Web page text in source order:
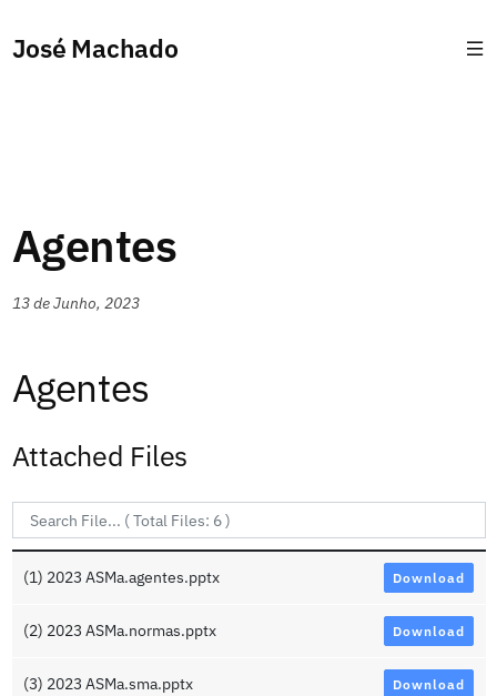
José Machado
Agentes
13 de Junho, 2023
Agentes
Attached Files
(1) 2023 ASMa.agentes.pptx Download
(2) 2023 ASMa.normas.pptx Download
(3) 2023 ASMa.sma.pptx Download